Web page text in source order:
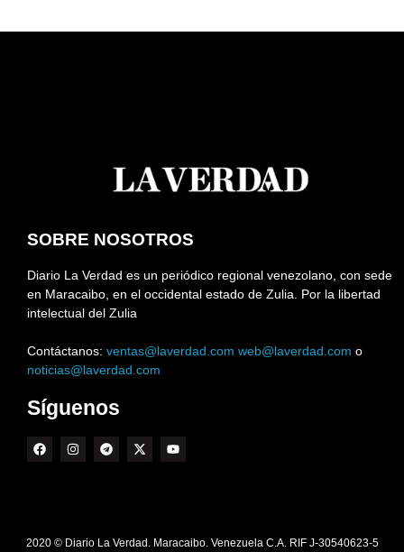
SOBRE NOSOTROS
Diario La Verdad es un periódico regional venezolano, con sede
en Maracaibo, en el occidental estado de Zulia. Por la libertad
intelectual del Zulia
Contáctanos: ventas@laverdad.com web@laverdad.com o
noticias@laverdad.com
Síguenos
2020 © Diario La Verdad. Maracaibo. Venezuela C.A. RIF J-30540623-5